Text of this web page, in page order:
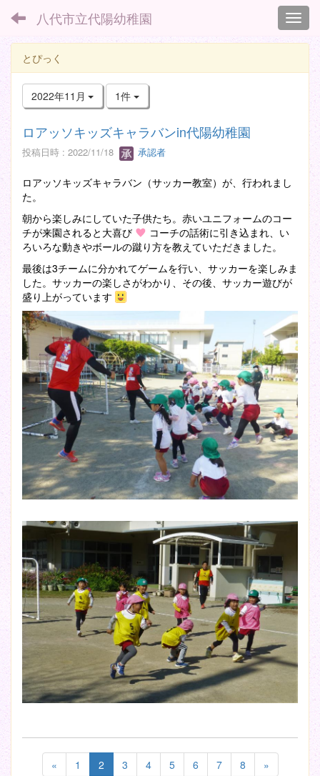
八代市立代陽幼稚園
とぴっく
2022年11月 1件
ロアッソキッズキャラバンin代陽幼稚園
投稿日時 : 2022/11/18 承認者
ロアッソキッズキャラバン（サッカー教室）が、行われまし
た。
朝から楽しみにしていた子供たち。赤いユニフォームのコー
チが来園されると大喜び
コーチの話術に引き込まれ、い
ろいろな動きやボールの蹴り方を教えていただきました。
最後は3チームに分かれてゲームを行い、サッカーを楽しみま
した。サッカーの楽しさがわかり、その後、サッカー遊びが
盛り上がっています
« 1 2 3 4 5 6 7 8 »